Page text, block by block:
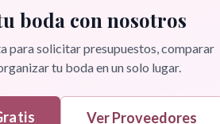
boda con nosotros
para solicitar presupuestos, comparar
tu boda en un solo lugar.
Ver Proveedores